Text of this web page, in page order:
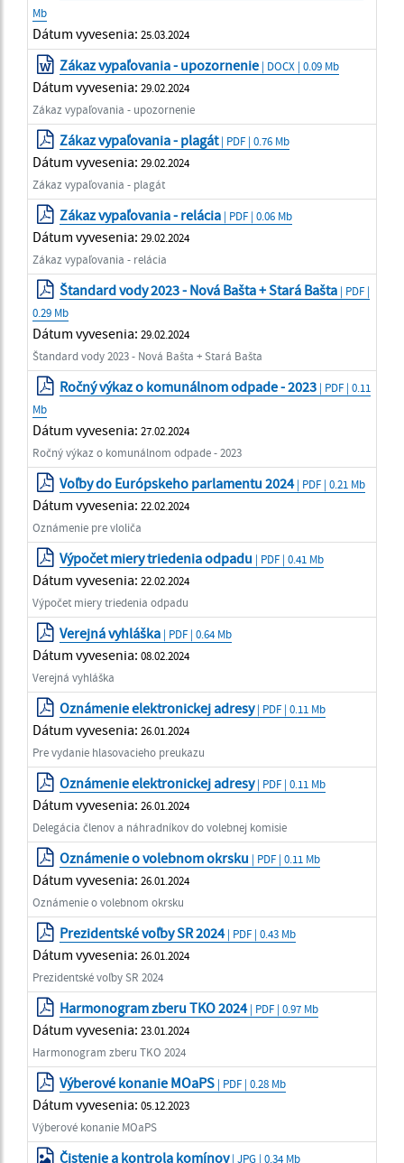
Mb
Dátum vyvesenia: 25.03.2024
Zákaz vypaľovania - upozornenie | DOCX | 0.09 Mb
Dátum vyvesenia: 29.02.2024
Zákaz vypaľovania - upozornenie
Zákaz vypaľovania - plagát| PDF | 0.76 Mb
Dátum vyvesenia: 29.02.2024
Zákaz vypaľovania - plagát
Zákaz vypaľovania - relácia | PDF | 0.06 Mb
Dátum vyvesenia: 29.02.2024
Zákaz vypaľovania - relácia
Štandard vody 2023 - Nová Bašta + Stará Bašta | PDF |
0.29 Mb
Dátum vyvesenia: 29.02.2024
Štandard vody 2023 - Nová Bašta + Stará Bašta
Ročný výkaz o komunálnom odpade - 2023 | PDF | 0.11
Mb
Dátum vyvesenia: 27.02.2024
Ročný výkaz o komunálnom odpade - 2023
Voľby do Európskeho parlamentu 2024| PDF | 0.21 Mb
Dátum vyvesenia: 22.02.2024
Oznámenie pre vloliča
Výpočet miery triedenia odpadu | PDF | 0.41 Mb
Dátum vyvesenia: 22.02.2024
Výpočet miery triedenia odpadu
Verejná vyhláška | PDF | 0.64 Mb
Dátum vyvesenia: 08.02.2024
Verejná vyhláška
Oznámenie elektronickej adresy| PDF | 0.11 Mb
Dátum vyvesenia: 26.01.2024
Pre vydanie hlasovacieho preukazu
Oznámenie elektronickej adresy| PDF | 0.11 Mb
Dátum vyvesenia: 26.01.2024
Delegácia členov a náhradníkov do volebnej komisie
Oznámenie o volebnom okrsku | PDF | 0.11 Mb
Dátum vyvesenia: 26.01.2024
Oznámenie o volebnom okrsku
Prezidentské voľby SR 2024| PDF | 0.43 Mb
Dátum vyvesenia: 26.01.2024
Prezidentské voľby SR 2024
Harmonogram zberu TKO 2024| PDF | 0.97 Mb
Dátum vyvesenia: 23.01.2024
Harmonogram zberu TKO 2024
Výberové konanie MOaPS | PDF | 0.28 Mb
Dátum vyvesenia: 05.12.2023
Výberové konanie MOaPS
Čistenie a kontrola komínov| JPG | 0.34 Mb